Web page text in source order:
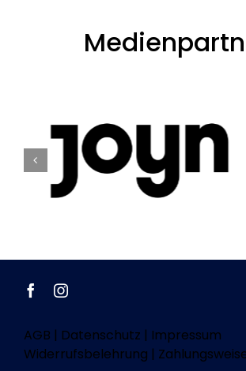
AGB | Datenschutz | Impressum
Widerrufsbelehrung |